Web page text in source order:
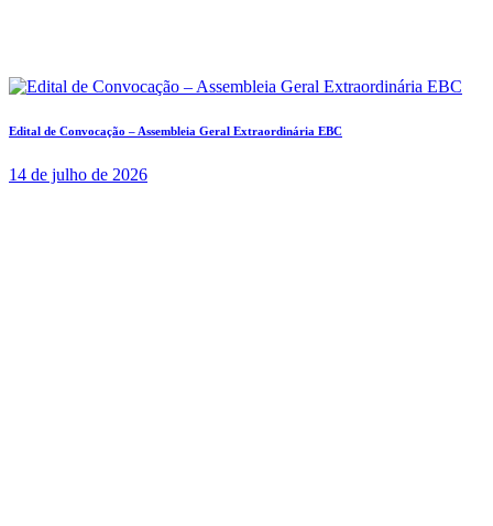
Edital de Convocação – Assembleia Geral Extraordinária EBC
14 de julho de 2026